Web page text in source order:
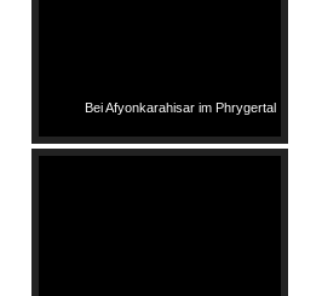
Bei Afyonkarahisar im Phrygertal